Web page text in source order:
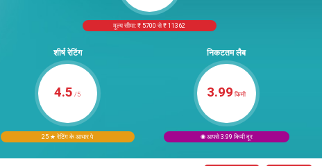
मूल्य सीमा: ₹ 5700 से ₹ 11362
शीर्ष रेटिंग
4.5 /5
25 ★ रेटिंग के आधार पे
निकटतम लैब
3.99 किमी
◉ आपसे 3.99 किमी दूर